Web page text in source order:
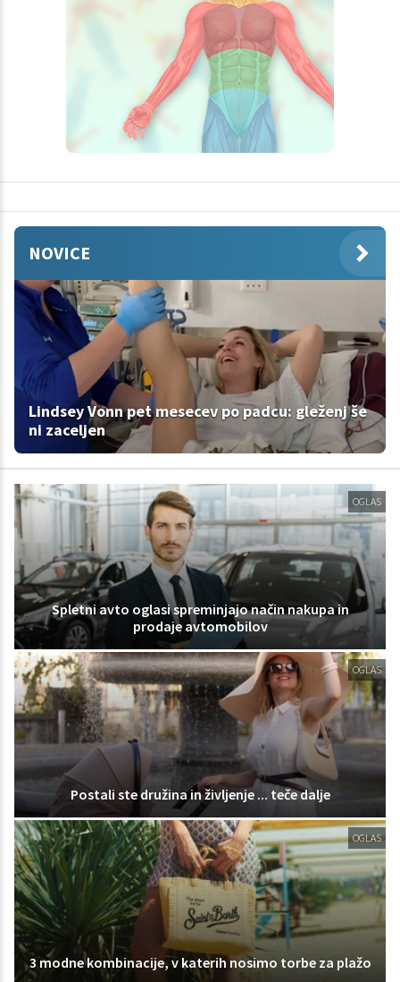
NOVICE
Lindsey Vonn pet mesecev po padcu: gleženj še
ni zaceljen
OGLAS
Spletni avto oglasi spreminjajo način nakupa in
prodaje avtomobilov
OGLAS
Postali ste družina in življenje ... teče dalje
OGLAS
3 modne kombinacije, v katerih nosimo torbe za plažo